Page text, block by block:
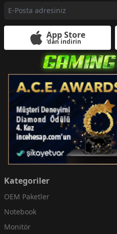
App Store
'dan indirin
Kategoriler
OEM Paketler
Notebook
Monitör